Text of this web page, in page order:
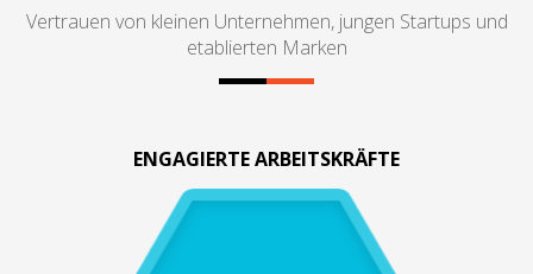
Vertrauen von kleinen Unternehmen, jungen Startups und
etablierten Marken
ENGAGIERTE ARBEITSKRÄFTE